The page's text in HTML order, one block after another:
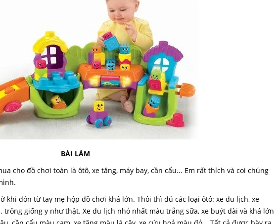
BÀI LÀM
cho đồ chơi toàn là ôtô, xe tăng, máy bay, cần cẩu... Em rất thích và coi chúng
khi đón từ tay mẹ hộp đồ chơi khá lớn. Thôi thì đủ các loại ôtô: xe du lịch, xe
trông giống y như thật. Xe du lịch nhỏ nhất màu trắng sữa, xe buýt dài và khá lớn